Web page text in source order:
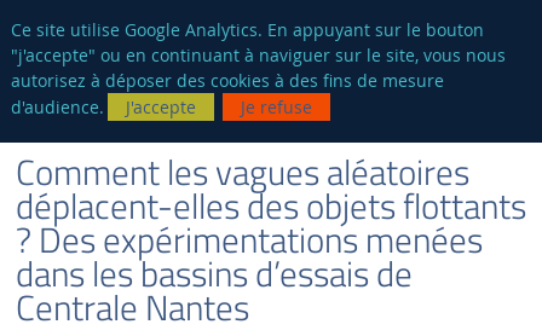
fr
Ce site utilise Google Analytics. En appuyant sur le bouton
"j'accepte" ou en continuant à naviguer sur le site, vous nous
autorisez à déposer des cookies à des fins de mesure
d'audience.
J'accepte Je refuse
Comment les vagues aléatoires
déplacent-elles des objets flottants
? Des expérimentations menées
dans les bassins d’essais de
Centrale Nantes